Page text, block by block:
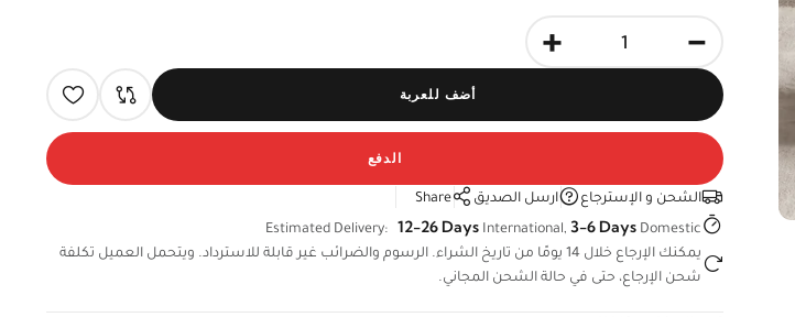
-
+
أضف للعربة
الدفع
الشحن و الإسترجاع ارسل الصديق
Share
Estimated Delivery: 12-26 Days International, 3-6 Days Domestic
يمكنك الإرجاع خلال 14 يومًا من تاريخ الشراء. الرسوم والضرائب غير قابلة للاسترداد. ويتحمل العميل تكلفة
شحن الإرجاع، حتى في حالة الشحن المجاني.